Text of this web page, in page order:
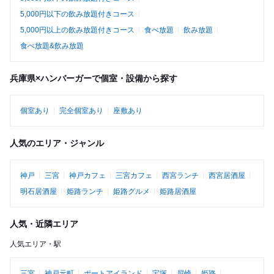
5,000円以下の飲み放題付きコース
5,000円以上の飲み放題付きコース
食べ放題
飲み放題
食べ放題&飲み放題
兵庫県×ハンバーガーで個室・設備から探す
個室あり 完全個室あり 座敷あり
人気のエリア・ジャンル
神戸 三宮 神戸カフェ 三宮カフェ 西宮ランチ
西宮居酒屋
明石居酒屋
姫路ランチ 姫路グルメ 姫路居酒屋
人気・近隣エリア
人気エリア・駅